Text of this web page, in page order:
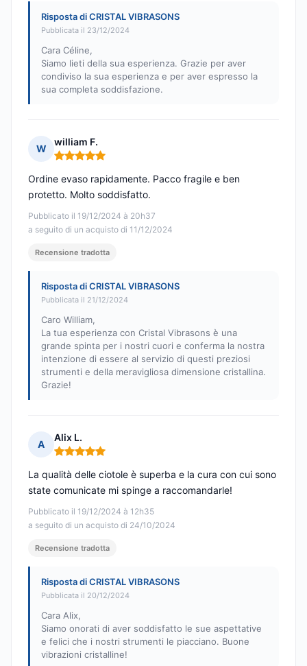
Risposta di CRISTAL VIBRASONS
Pubblicata il 23/12/2024
Cara Céline,
Siamo lieti della sua esperienza. Grazie per aver
condiviso la sua esperienza e per aver espresso la
sua completa soddisfazione.
W
william F.
Nota: 5 su 5
Pubblicato il 19/12/2024 à 20h37
a seguito di un acquisto di 11/12/2024
Ordine evaso rapidamente. Pacco fragile e ben
protetto. Molto soddisfatto.
Recensione tradotta
Risposta di CRISTAL VIBRASONS
Pubblicata il 21/12/2024
Caro William,
La tua esperienza con Cristal Vibrasons è una
grande spinta per i nostri cuori e conferma la nostra
intenzione di essere al servizio di questi preziosi
strumenti e della meravigliosa dimensione cristallina.
Grazie!
A
Alix L.
Nota: 5 su 5
Pubblicato il 19/12/2024 à 12h35
a seguito di un acquisto di 24/10/2024
La qualità delle ciotole è superba e la cura con cui sono
state comunicate mi spinge a raccomandarle!
Recensione tradotta
Risposta di CRISTAL VIBRASONS
Pubblicata il 20/12/2024
Cara Alix,
Siamo onorati di aver soddisfatto le sue aspettative
e felici che i nostri strumenti le piacciano. Buone
vibrazioni cristalline!